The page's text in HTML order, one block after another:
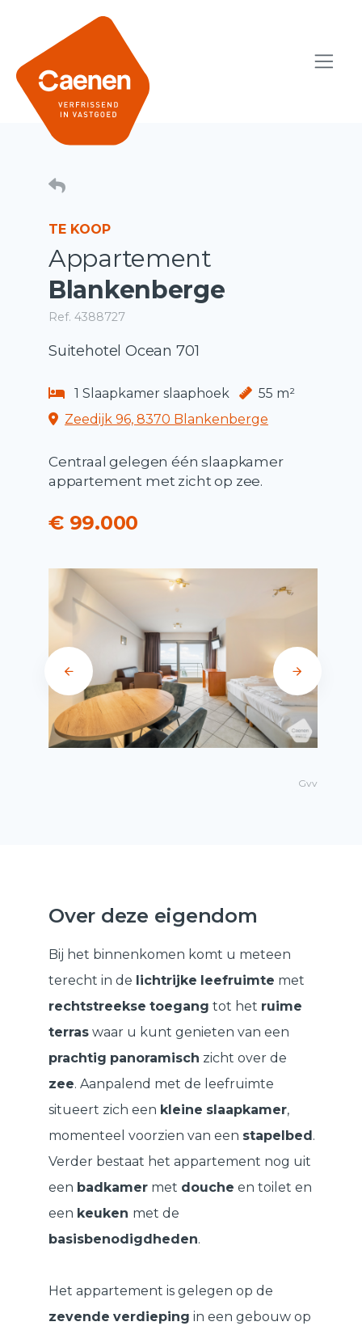
TE KOOP
Appartement
Blankenberge
Ref. 4388727
Suitehotel Ocean 701
1 Slaapkamer slaaphoek
55 m²
Zeedijk 96, 8370 Blankenberge
Centraal gelegen één slaapkamer
appartement met zicht op zee.
€ 99.000
Gvv
Over deze eigendom
Bij het binnenkomen komt u meteen
terecht in de lichtrijke leefruimte met
rechtstreekse toegang tot het ruime
terras waar u kunt genieten van een
prachtig panoramisch zicht over de
zee. Aanpalend met de leefruimte
situeert zich een kleine slaapkamer,
momenteel voorzien van een stapelbed .
Verder bestaat het appartement nog uit
een badkamer met douche en toilet en
een keuken met de
basisbenodigdheden.
Het appartement is gelegen op de
zevende verdieping in een gebouw op